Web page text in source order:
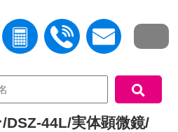
DSZ-44L/実体顕微鏡/